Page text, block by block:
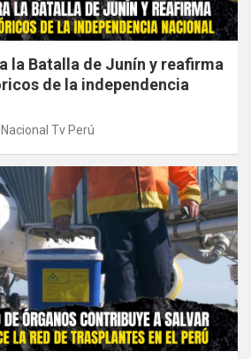
la Batalla de Junín y reafirma
de la independencia
Nacional Tv Perú